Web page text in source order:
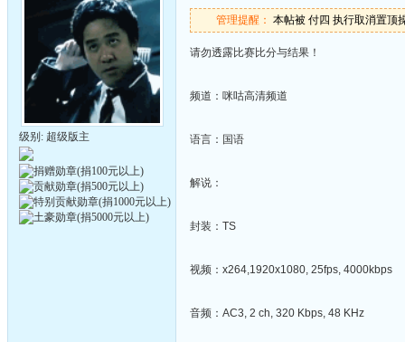
级别: 超级版主
管理提醒： 本帖被 付四 执行取消置顶
请勿透露比赛比分与结果！
频道：咪咕高清频道
语言：国语
解说：
封装：TS
视频：x264,1920x1080, 25fps, 4000kbps
音频：AC3, 2 ch, 320 Kbps, 48 KHz